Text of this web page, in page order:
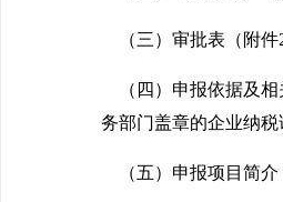
（三）审批表（附件
（四）申报依据及相
务部门盖章的企业纳税
（五）申报项目简介